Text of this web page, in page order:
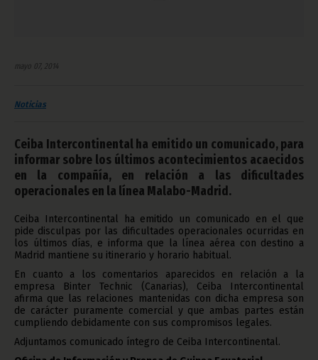
mayo 07, 2014
Noticias
Ceiba Intercontinental ha emitido un comunicado, para
informar sobre los últimos acontecimientos acaecidos
en la compañía, en relación a las dificultades
operacionales en la línea Malabo-Madrid.
Ceiba Intercontinental ha emitido un comunicado en el que
pide disculpas por las dificultades operacionales ocurridas en
los últimos días, e informa que la línea aérea con destino a
Madrid mantiene su itinerario y horario habitual.
En cuanto a los comentarios aparecidos en relación a la
empresa Binter Technic (Canarias), Ceiba Intercontinental
afirma que las relaciones mantenidas con dicha empresa son
de carácter puramente comercial y que ambas partes están
cumpliendo debidamente con sus compromisos legales.
Adjuntamos comunicado íntegro de Ceiba Intercontinental.